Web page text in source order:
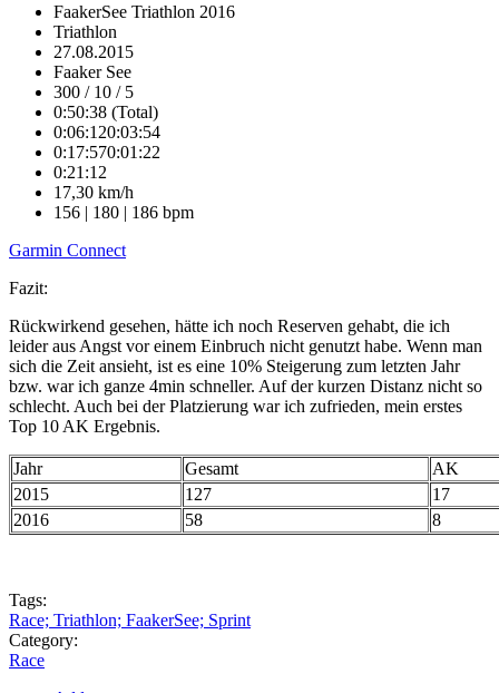
FaakerSee Triathlon 2016
Triathlon
27.08.2015
Faaker See
300 / 10 / 5
0:50:38 (Total)
0:06:120:03:54
0:17:570:01:22
0:21:12
17,30 km/h
156 | 180 | 186 bpm
Garmin Connect
Fazit:
Rückwirkend gesehen, hätte ich noch Reserven gehabt, die ich
leider aus Angst vor einem Einbruch nicht genutzt habe. Wenn man
sich die Zeit ansieht, ist es eine 10% Steigerung zum letzten Jahr
bzw. war ich ganze 4min schneller. Auf der kurzen Distanz nicht so
schlecht. Auch bei der Platzierung war ich zufrieden, mein erstes
Top 10 AK Ergebnis.
Jahr Gesamt
AK
2015
127
17
2016
58 8
Tags:
Race; Triathlon; FaakerSee; Sprint
Category:
Race